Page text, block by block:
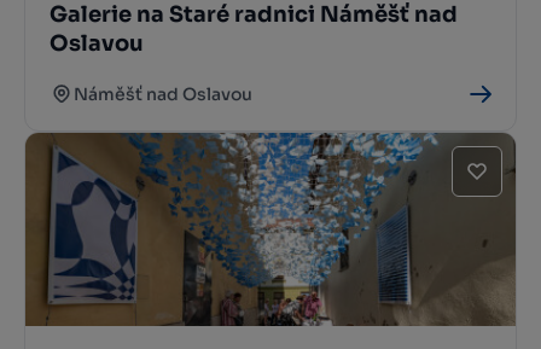
Galerie na Staré radnici Náměšť nad
Oslavou
Náměšť nad Oslavou